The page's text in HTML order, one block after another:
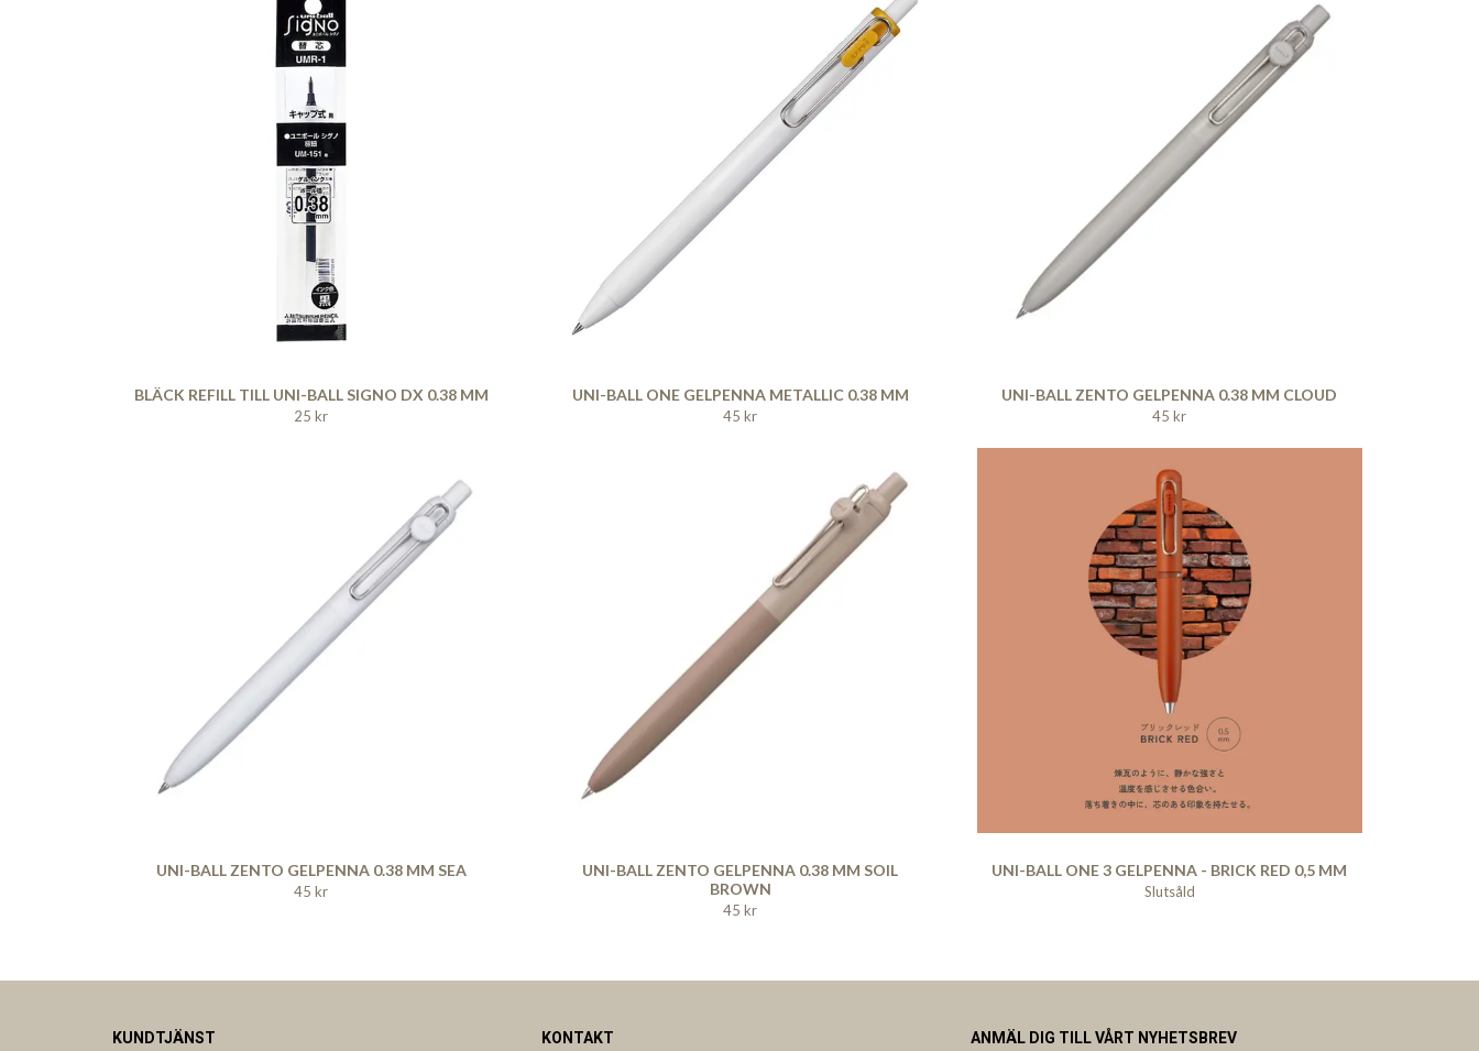
BLÄCK REFILL TILL UNI-BALL SIGNO DX 0.38 MM
25 kr
UNI-BALL ONE GELPENNA METALLIC 0.38 MM
45 kr
UNI-BALL ZENTO GELPENNA 0.38 MM CLOUD
45 kr
UNI-BALL ZENTO GELPENNA 0.38 MM SEA
45 kr
UNI-BALL ZENTO GELPENNA 0.38 MM SOIL
BROWN
45 kr
UNI-BALL ONE 3 GELPENNA - BRICK RED 0,5 MM
Slutsåld
KUNDTJÄNST KONTAKT ANMÄL DIG TILL VÅRT NYHETSBREV